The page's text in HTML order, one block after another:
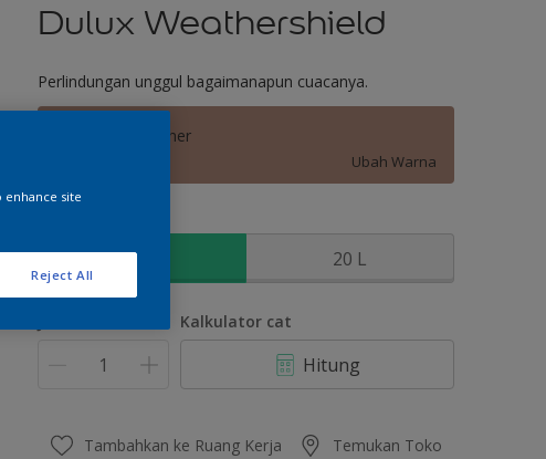
Dulux Weathershield
Perlindungan unggul bagaimanapun cuacanya.
Authentic Leather
Ubah Warna
2.5 L 20 L
Kalkulator cat
Hitung
Tambahkan ke Ruang Kerja Temukan Toko
enhance site
Reject All